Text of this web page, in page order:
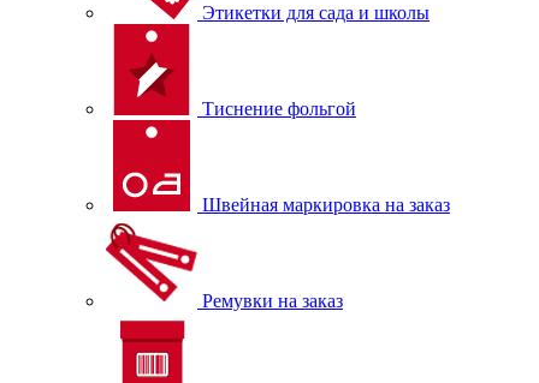
Этикетки для сада и школы
Тиснение фольгой
Швейная маркировка на заказ
Ремувки на заказ